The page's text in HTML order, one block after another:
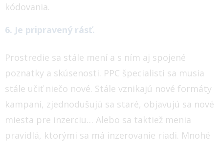
kódovania.
6. Je pripravený rásť.
Prostredie sa stále mení a s ním aj spojené
poznatky a skúsenosti. PPC špecialisti sa musia
stále učiť niečo nové. Stále vznikajú nové formáty
kampaní, zjednodušujú sa staré, objavujú sa nové
miesta pre inzerciu… Alebo sa taktiež menia
pravidlá, ktorými sa má inzerovanie riadi. Mnohé